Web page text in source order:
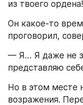
из твоего
Он какое-то
проговорил,
— Я… Я даже не
представляю
Но в этом месте
возражения.